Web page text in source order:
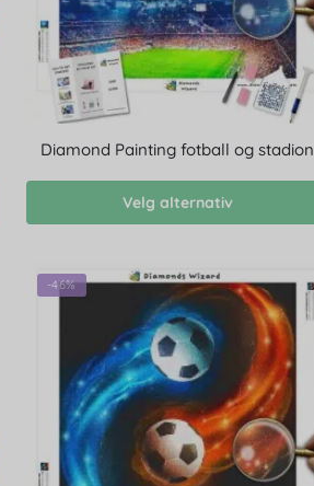
Diamond Painting fotball og stadion
Velg alternativ
-46%